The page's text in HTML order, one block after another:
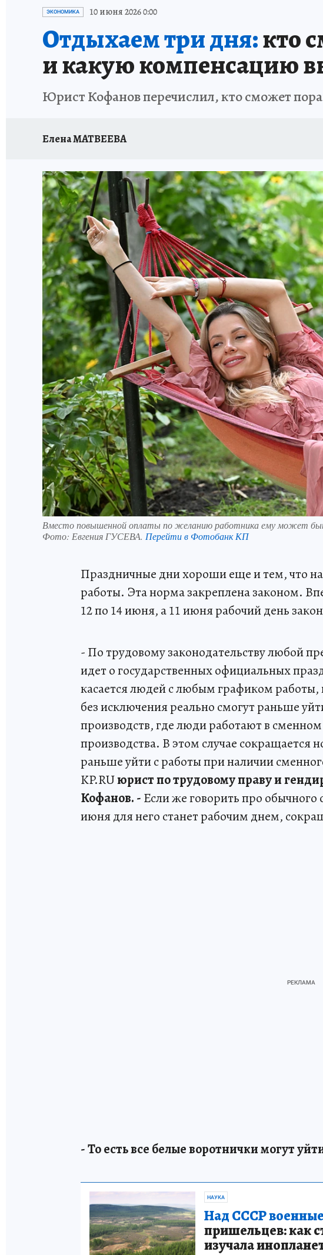
ИСПЫТАНО НА СЕБЕ
ЭКОНОМИКА 10 июня 2026 0:00
Отдыхаем три дня:кто
и какую компенсацию
Юрист Кофанов перечислил, кто сможет
Елена МАТВЕЕВА
Вместо повышенной оплаты по желанию работника ему может
Фото: Евгения ГУСЕВА. Перейти в Фотобанк КП
Праздничные дни хороши еще и тем, что
работы. Эта норма закреплена законом.
12 по 14 июня, а 11 июня рабочий день
- По трудовому законодательству любой
идет о государственных официальных
касается людей с любым графиком работы,
без исключения реально смогут раньше
производств, где люди работают в
производства. В этом случае сокращается
раньше уйти с работы при наличии
KP.RUюрист по трудовому праву и
Кофанов. - Если же говорить про обычного
июня для него станет рабочим днем,
- То есть все белые воротнички могут
НАУКА
Над СССР военные
пришельцев: как
изучала